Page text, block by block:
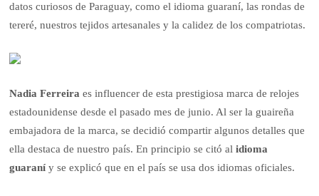
datos curiosos de Paraguay, como el idioma guaraní, las rondas de
tereré, nuestros tejidos artesanales y la calidez de los compatriotas.
Nadia Ferreiraes influencer de esta prestigiosa marca de relojes
estadounidense desde el pasado mes de junio. Al ser la guaireña
embajadora de la marca, se decidió compartir algunos detalles que
ella destaca de nuestro país. En principio se citó alidioma
guaraníy se explicó que en el país se usa dos idiomas oficiales.